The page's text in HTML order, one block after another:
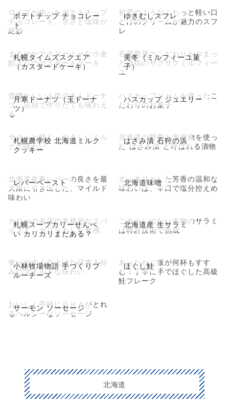
ポテトチップ チョコレー
ト
ロイズが作ったポテトチップ
チョコレート。甘さと塩味が
絶妙
ゆきむしスフレ
初雪のようなふわっと軽い口
どけのクリームが魅力のスフ
レ
札幌タイムズスクエア
（カスタードケーキ）
まろやかでクリーミーな小倉
餡入りのカスタードケーキ
美冬（ミルフィーユ菓
子）
石屋製菓のこだわりがつまっ
た自信のサクサクミルフィー
ユ
月寒ドーナツ（玉ドーナ
ツ）
昔懐かしい人気のあんドーナ
ツ。店頭で作りたても味わえ
る
ハスカップ ジュエリー
ハスカップジャムを使ったこ
だわりのお菓子
札幌農学校 北海道ミルク
クッキー
サクッと軽く、やさしいミル
クの味わい
はさみ漬 石狩の浜
北海道の野菜と海産物を使っ
た”はさみ漬”と呼ばれる漬物
レバーペースト
北海道産豚レバーの良さを最
大限に引き出した、マイルド
味わい
北海道味噌
すっきりとした芳香の温和な
味わいは、辛口で塩分控えめ
札幌スープカリーせんべ
い カリカリまだある？
カリーの名店の本格的なスパ
イスと、カリッとした食感
北海道産 生サラミ
ごまかしのない本物のサラミ
は特許技術で熟成
小林牧場物語 手づくりブ
ルーチーズ
食べやすく仕上げた日本人好
みのマイルドな味わい
ほぐし鮭
あったかご飯が何杯もすす
む！丁寧に手でほぐした高級
鮭フレーク
サーモン ソーセージ
おいしく手軽にＤＨＡがとれ
るヘルシーなソーセージ
北海道